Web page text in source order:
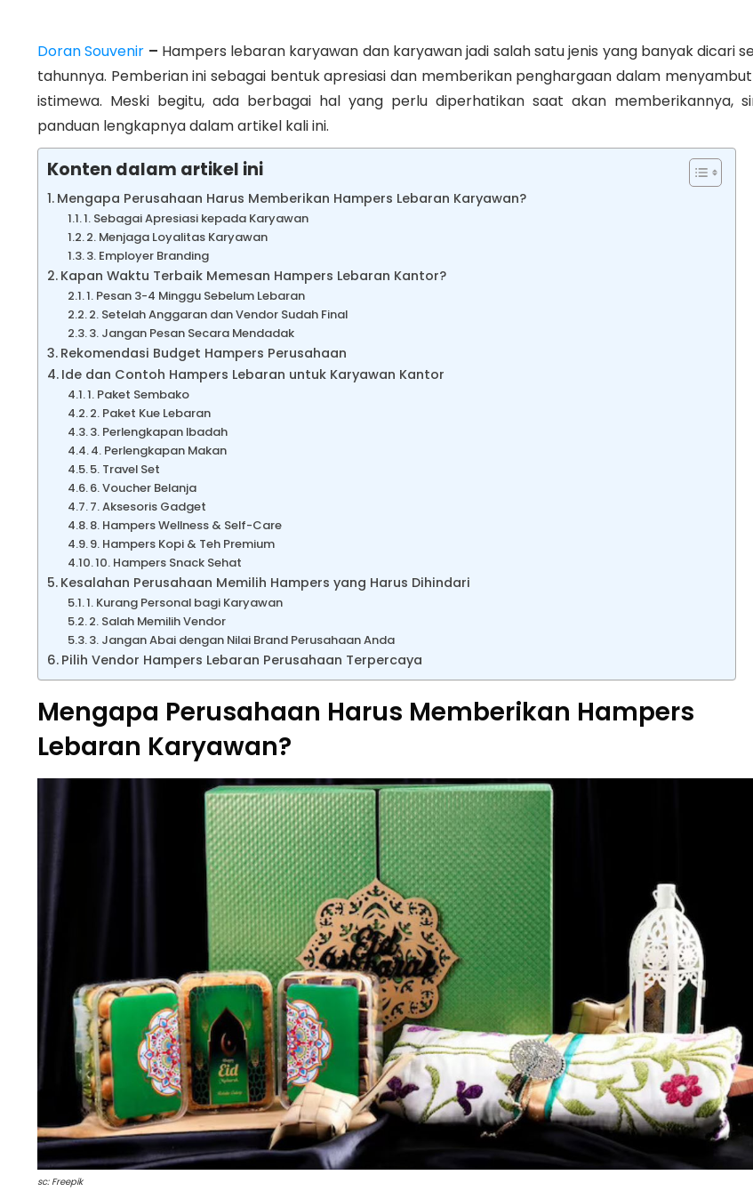
Doran Souvenir – Hampers lebaran karyawan dan karyawan jadi salah satu jenis yang banyak dicari
tahunnya. Pemberian ini sebagai bentuk apresiasi dan memberikan penghargaan dalam
istimewa. Meski begitu, ada berbagai hal yang perlu diperhatikan saat akan memberikannya,
panduan lengkapnya dalam artikel kali ini.
Konten dalam artikel ini
Mengapa Perusahaan Harus Memberikan Hampers Lebaran Karyawan?
1. Sebagai Apresiasi kepada Karyawan
2. Menjaga Loyalitas Karyawan
3. Employer Branding
Kapan Waktu Terbaik Memesan Hampers Lebaran Kantor?
1. Pesan 3-4 Minggu Sebelum Lebaran
2. Setelah Anggaran dan Vendor Sudah Final
3. Jangan Pesan Secara Mendadak
Rekomendasi Budget Hampers Perusahaan
Ide dan Contoh Hampers Lebaran untuk Karyawan Kantor
1. Paket Sembako
2. Paket Kue Lebaran
3. Perlengkapan Ibadah
4. Perlengkapan Makan
5. Travel Set
6. Voucher Belanja
7. Aksesoris Gadget
8. Hampers Wellness & Self-Care
9. Hampers Kopi & Teh Premium
10. Hampers Snack Sehat
Kesalahan Perusahaan Memilih Hampers yang Harus Dihindari
1. Kurang Personal bagi Karyawan
2. Salah Memilih Vendor
3. Jangan Abai dengan Nilai Brand Perusahaan Anda
Pilih Vendor Hampers Lebaran Perusahaan Terpercaya
Mengapa Perusahaan Harus Memberikan Hampers
Lebaran Karyawan?
sc: Freepik